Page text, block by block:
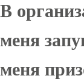
В
меня
меня